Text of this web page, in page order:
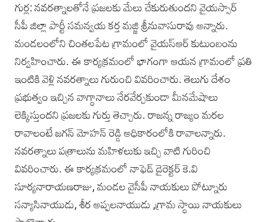
గుర్ల: నవరత్నాలతోనే ప్రజలకు మేలు చేకురుతుందని వైయస్సార్‌
సీపీ జిల్లా పార్టీ సమన్వయ కర్త మజ్జి శ్రీనువాసురావు అన్నారు.
మండలంలోని చింతలపేట గ్రామంలో వైయస్‌ఆర్‌ కుటుంబంను
నిర్వహించారు. ఈ కార్యక్రమంలో భాగంగా ఆయన గ్రామంలో ప్రతి
ఇంటికి వెళ్లి నవరత్నాలు గురుంచి వివరించారు. తెలుగు దేశం
ప్రభుత్వం ఇచ్చిన వాగ్ధానాలు నేరవేర్చకుండా మీనమేషాలు
లెక్కిస్తుందని ప్రజలకు గుర్తు తెచ్చారు. రాజన్న రాజ్యం మరల
రావాలంటే జగన్‌ మోహన్‌ రెడ్డి అధికారంలోకి రావాలన్నారు.
నవరత్నాలు పత్రాలును మహిళలుకు ఇచ్చి వాటి గురించి
వివరించారు. ఈ కార్యక్రమంలో నాఫెడ్‌ డైరెక్టర్‌ కె.వి
సూర్యనారాయణరాజు, మండల వైసీపీ నాయకులు పోట్నూరు
సన్యాసినాయుడు, శీర అప్పలనాయుడు ,గ్రామ స్ధాయి నాయకులు